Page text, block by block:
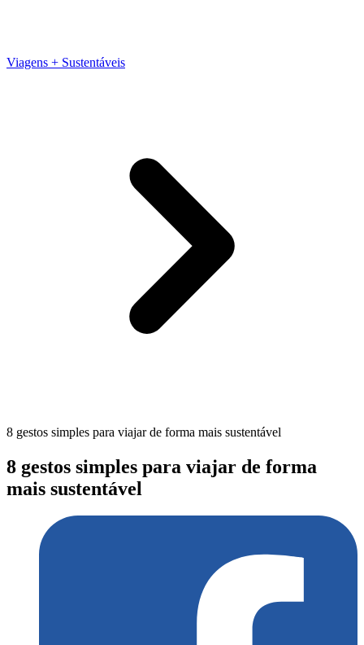
Viagens + Sustentáveis
8 gestos simples para viajar de forma mais sustentável
8 gestos simples para viajar de forma
mais sustentável